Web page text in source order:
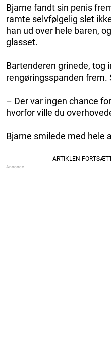
Bjarne fandt sin penis
ramte selvfølgelig slet
han ud over hele baren,
glasset.
Bartenderen grinede, tog
rengøringsspanden frem.
– Der var ingen chance
hvorfor ville du
Bjarne smilede med hele